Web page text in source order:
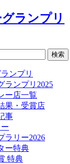
ンプリ
ランプリ2025
ー店一覧
果・受賞店
事
ラリー2026
ー特典
特典